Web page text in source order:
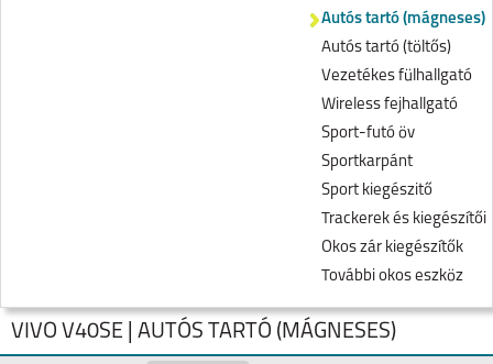
Autós tartó (mágneses)
Autós tartó (töltős)
Vezetékes fülhallgató
Wireless fejhallgató
Sport-futó öv
Sportkarpánt
Sport kiegészitő
Trackerek és kiegészítői
Okos zár kiegészítők
További okos eszköz
VIVO V40SE | AUTÓS TARTÓ (MÁGNESES)